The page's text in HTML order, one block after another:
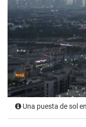
Una puesta de sol